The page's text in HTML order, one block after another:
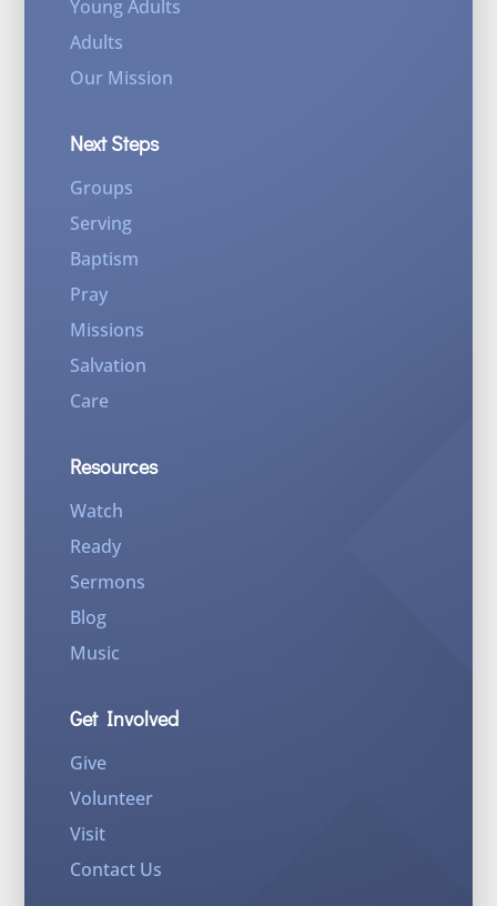
Young Adults
Adults
Our Mission
Next Steps
Groups
Serving
Baptism
Pray
Missions
Salvation
Care
Resources
Watch
Ready
Sermons
Blog
Music
Get Involved
Give
Volunteer
Visit
Contact Us